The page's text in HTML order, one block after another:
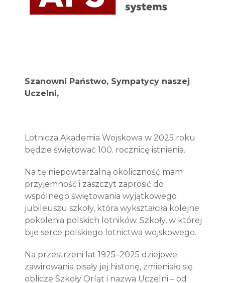
Szanowni Państwo, Sympatycy naszej
Uczelni,
Lotnicza Akademia Wojskowa w 2025 roku
będzie świętować 100. rocznicę istnienia.
Na tę niepowtarzalną okoliczność mam
przyjemność i zaszczyt zaprosić do
wspólnego świętowania wyjątkowego
jubileuszu szkoły, która wykształciła kolejne
pokolenia polskich lotników. Szkoły, w której
bije serce polskiego lotnictwa wojskowego.
Na przestrzeni lat 1925–2025 dziejowe
zawirowania pisały jej historię, zmieniało się
oblicze Szkoły Orląt i nazwa Uczelni – od